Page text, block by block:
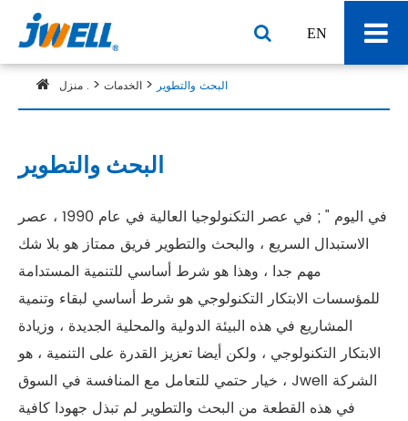
EN
منزل . الخدمات البحث والتطوير
البحث والتطوير
في اليوم " ; في عصر التكنولوجيا العالية في عام 1990 ، عصر
الاستبدال السريع ، والبحث والتطوير فريق ممتاز هو بلا شك
مهم جدا ، وهذا هو شرط أساسي للتنمية المستدامة
للمؤسسات الابتكار التكنولوجي هو شرط أساسي لبقاء وتنمية
المشاريع في هذه البيئة الدولية والمحلية الجديدة ، وزيادة
الابتكار التكنولوجي ، ولكن أيضا تعزيز القدرة على التنمية ، هو
خيار حتمي للتعامل مع المنافسة في السوق ، Jwell الشركة
في هذه القطعة من البحث والتطوير لم تبذل جهودا كافية